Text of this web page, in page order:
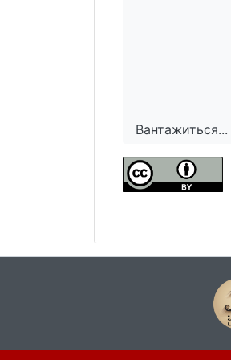
Вантажиться...
Вантажиться...